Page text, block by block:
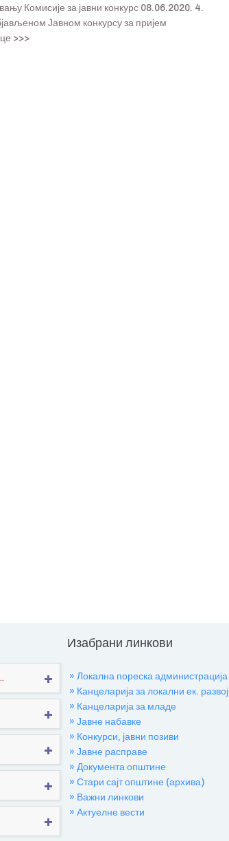
Комисије за јавни конкурс 08.06.2020. 4.
Јавном конкурсу за пријем
>>>
Изабрани линкови
» Локална пореска администрација
» Канцеларија за локални ек. развој
» Канцеларија за младе
» Јавне набавке
» Конкурси, јавни позиви
» Јавне расправе
» Документа општине
» Стари сајт општине (архива)
» Важни линкови
» Актуелне вести